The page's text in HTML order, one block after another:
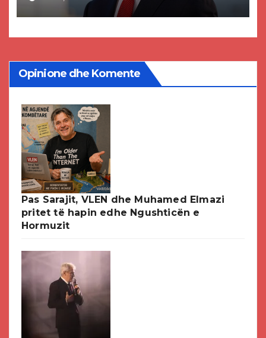
paligjshëm të selisë së VMRO-
DPMNE-së
Opinione dhe Komente
Pas Sarajit, VLEN dhe Muhamed Elmazi
pritet të hapin edhe Ngushticën e
Hormuzit